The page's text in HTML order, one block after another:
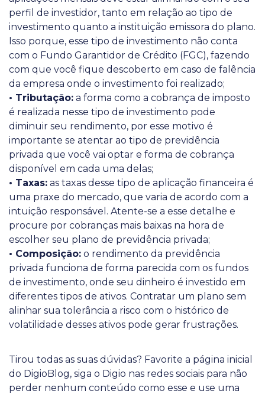
perfil de investidor, tanto em relação ao tipo de
investimento quanto a instituição emissora do plano.
Isso porque, esse tipo de investimento não conta
com o Fundo Garantidor de Crédito (FGC), fazendo
com que você fique descoberto em caso de falência
da empresa onde o investimento foi realizado;
• Tributação: a forma como a cobrança de imposto
é realizada nesse tipo de investimento pode
diminuir seu rendimento, por esse motivo é
importante se atentar ao tipo de previdência
privada que você vai optar e forma de cobrança
disponível em cada uma delas;
• Taxas: as taxas desse tipo de aplicação financeira é
uma praxe do mercado, que varia de acordo com a
intuição responsável. Atente-se a esse detalhe e
procure por cobranças mais baixas na hora de
escolher seu plano de previdência privada;
• Composição: o rendimento da previdência
privada funciona de forma parecida com os fundos
de investimento, onde seu dinheiro é investido em
diferentes tipos de ativos. Contratar um plano sem
alinhar sua tolerância a risco com o histórico de
volatilidade desses ativos pode gerar frustrações.
Tirou todas as suas dúvidas? Favorite a página inicial
do DigioBlog, siga o Digio nas redes sociais para não
perder nenhum conteúdo como esse e use uma